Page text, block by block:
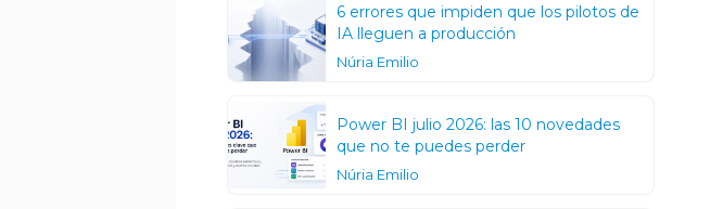
6 errores que impiden que los pilotos de
IA lleguen a producción
Núria Emilio
Power BI julio 2026: las 10 novedades
que no te puedes perder
Núria Emilio